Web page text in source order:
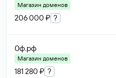
Магазин доменов
206 000 ₽ ?
0ф.рф
Магазин доменов
181 280 ₽ ?